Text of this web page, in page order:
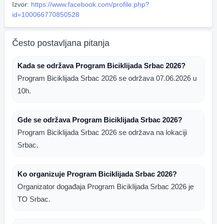
Izvor: https://www.facebook.com/profile.php?
id=100066770850528
Često postavljana pitanja
Kada se održava Program Biciklijada Srbac 2026?
Program Biciklijada Srbac 2026 se održava 07.06.2026 u
10h.
Gde se održava Program Biciklijada Srbac 2026?
Program Biciklijada Srbac 2026 se održava na lokaciji
Srbac.
Ko organizuje Program Biciklijada Srbac 2026?
Organizator događaja Program Biciklijada Srbac 2026 je
TO Srbac.